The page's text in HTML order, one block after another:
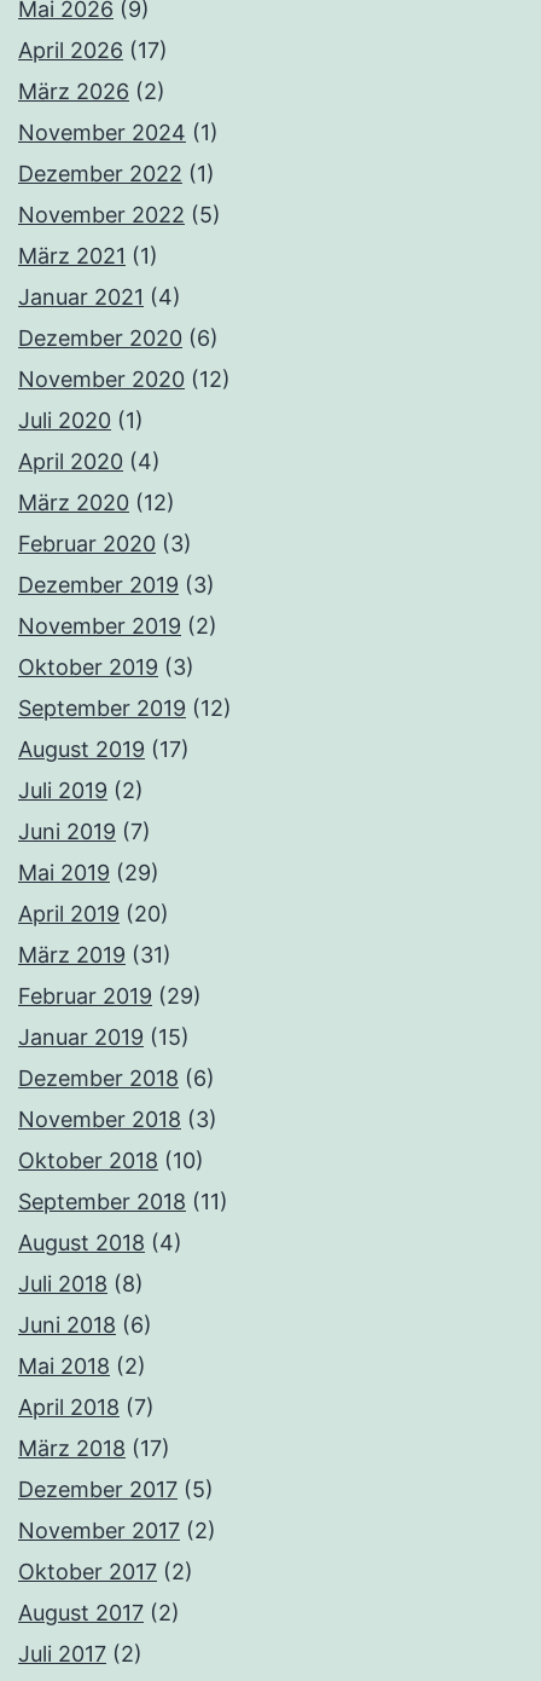
Mai 2026 (9)
April 2026 (17)
März 2026 (2)
November 2024 (1)
Dezember 2022 (1)
November 2022 (5)
März 2021 (1)
Januar 2021 (4)
Dezember 2020 (6)
November 2020 (12)
Juli 2020 (1)
April 2020 (4)
März 2020 (12)
Februar 2020 (3)
Dezember 2019 (3)
November 2019 (2)
Oktober 2019 (3)
September 2019 (12)
August 2019 (17)
Juli 2019 (2)
Juni 2019 (7)
Mai 2019 (29)
April 2019 (20)
März 2019 (31)
Februar 2019 (29)
Januar 2019 (15)
Dezember 2018 (6)
November 2018 (3)
Oktober 2018 (10)
September 2018 (11)
August 2018 (4)
Juli 2018 (8)
Juni 2018 (6)
Mai 2018 (2)
April 2018 (7)
März 2018 (17)
Dezember 2017 (5)
November 2017 (2)
Oktober 2017 (2)
August 2017 (2)
Juli 2017 (2)